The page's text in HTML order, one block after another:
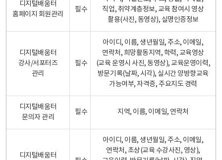
디지털배움터
홈페이지 회원관리
필수
직업, 취약계층정보, 교육 참여시 영상
촬용(사진, 동영상), 실명인증정보
디지털배움터
강사/서포터즈
관리
필수
아이디, 이름, 생년월일, 주소, 이메일,
연락처, 희망활동지역, 학력, 교육영상
(교육 운영시 사진, 동영상), 교육운영이력,
방문기록(날짜, 시각), 실시간 양방향교육
가능여부, 자격증, 주요지도 경력
디지털배움터
문의자 관리
필수 지역, 이름, 이메일, 연락처
디지털배움터
아이디, 이름, 생년월일, 주소, 이메일,
연락처, 초상(교육 수강사진, 영상),